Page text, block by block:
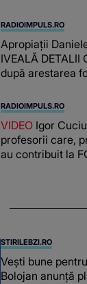
RADIOIMPULS.RO
Apropiații
IVEALĂ DETALII
după arestarea
românca ucisă în
lada unui pat: "
reușit să fac mai
RADIOIMPULS.RO
VIDEO Igor
profesorii care,
au contribuit la
chiar și după
STIRILEBZI.RO
Vești bune
Bolojan anunță